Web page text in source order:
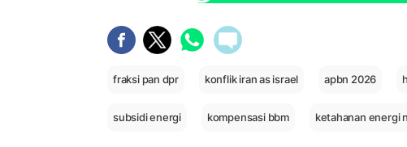
fraksi pan dpr konflik iran as israel apbn 2026
subsidi energi kompensasi bbm ketahanan energi